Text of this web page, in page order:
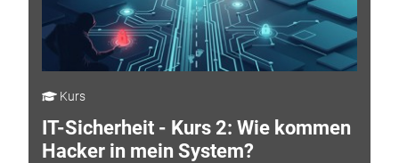
Kurs
IT-Sicherheit - Kurs 2: Wie kommen
Hacker in mein System?